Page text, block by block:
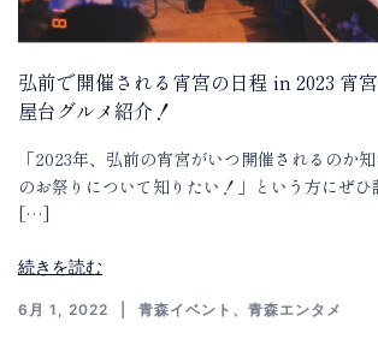
弘前で開催される宵宮の日程 in 2023 宵
屋台グルメ紹介！
「2023年、弘前の宵宮がいつ開催されるのか
のお祭りについて知りたい！」という方にぜひ
[…]
続きを読む
6月 1, 2022 青森イベント 、 青森エンタメ